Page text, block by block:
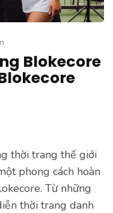
Blokecore
thời trang thế giới
phong cách hoàn
Từ những
thời trang danh